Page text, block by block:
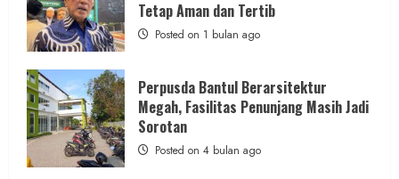
Miliar,
Diduga
Hanya
Separuhnya
yang
Cair
ke
Kontraktor:
Ketum
PWRI
RI
Minta
Bukti
Resmi
Tetap Aman dan Tertib
Posted on 1 bulan ago
Perpusda Bantul Berarsitektur
Megah, Fasilitas Penunjang Masih Jadi
Sorotan
Posted on 4 bulan ago